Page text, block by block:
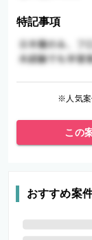
特記事項
※人気案
この
おすすめ案